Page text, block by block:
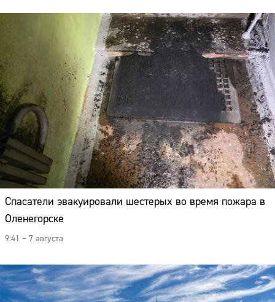
Спасатели эвакуировали шестерых во время пожара в
Оленегорске
9:41 – 7 августа